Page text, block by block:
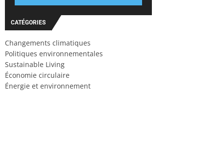
CATÉGORIES
Changements climatiques
Politiques environnementales
Sustainable Living
Économie circulaire
Énergie et environnement